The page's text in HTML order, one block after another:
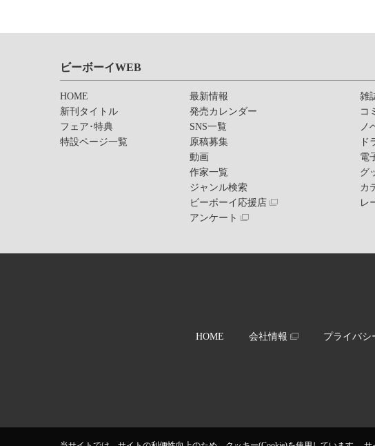
ビーボーイWEB
HOME
新刊タイトル
フェア･特典
特設ページ一覧
最新情報
発売カレンダー
SNS一覧
原稿募集
動画
作家一覧
ジャンル検索
ビーボーイ応援店
アンケート
雑
コ
ノ
ド
電
グ
カ
レ
HOME 会社情報 プライバシ